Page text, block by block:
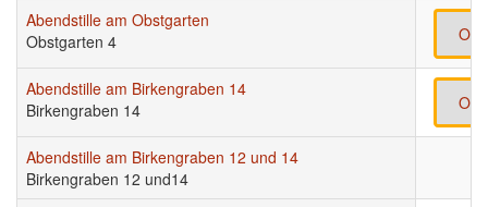
Abendstille am Obstgarten
Obstgarten 4
Abendstille am Birkengraben 14
Birkengraben 14
Abendstille am Birkengraben 12 und 14
Birkengraben 12 und14